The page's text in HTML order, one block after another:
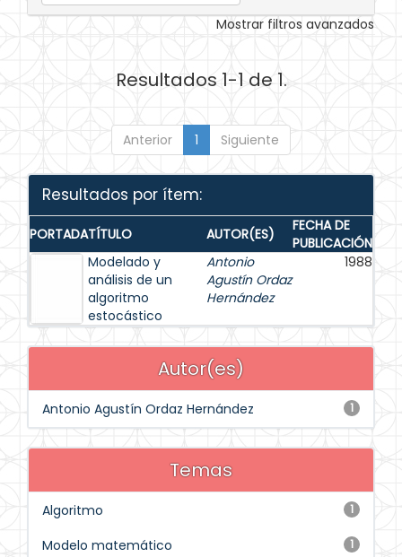
Mostrar filtros avanzados
Resultados 1-1 de 1.
Anterior 1 Siguiente
Resultados por ítem:
PORTADATÍTULO AUTOR(ES)
FECHA DE
PUBLICACIÓN
Modelado y
análisis de un
algoritmo
estocástico
Antonio
Agustín Ordaz
Hernández
1988
Autor(es)
1
Antonio Agustín Ordaz Hernández
Temas
1
Algoritmo
1
Modelo matemático